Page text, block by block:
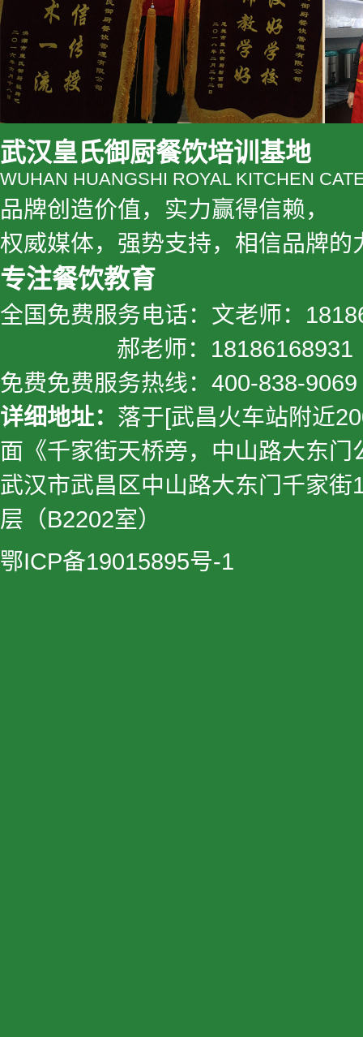
武汉皇氏御厨餐饮培训基地
WUHAN HUANGSHI ROYAL KITCHEN
品牌创造价值，实力赢得信赖，
权威媒体，强势支持，相信品牌的
专注餐饮教育
全国免费服务电话：文老师：
郝老师：18186168931
免费免费服务热线： 400-838-9069
详细地址： 落于[武昌火车站附近
面《千家街天桥旁，中山路大东门
武汉市武昌区中山路大东门千家街
层（B2202室）
鄂ICP备19015895号-1